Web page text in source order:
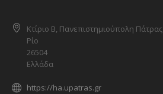
Κτίριο Β, Πανεπιστημιούπολη Πάτρας
Ρίο
26504
Ελλάδα
https://ha.upatras.gr